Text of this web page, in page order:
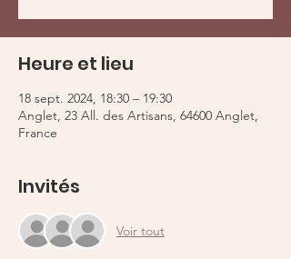
Heure et lieu
18 sept. 2024, 18:30 – 19:30
Anglet, 23 All. des Artisans, 64600 Anglet,
France
Invités
Voir tout